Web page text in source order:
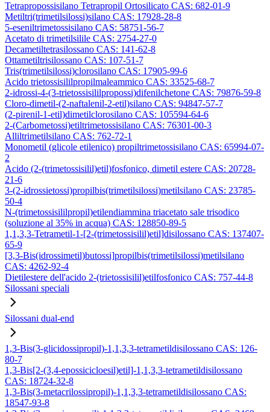
Tetrapropossisilano Tetrapropil Ortosilicato CAS: 682-01-9
Metiltri(trimetilsilossi)silano CAS: 17928-28-8
5-eseniltrimetossisilano CAS: 58751-56-7
Acetato di trimetilsilile CAS: 2754-27-0
Decametiltetrasilossano CAS: 141-62-8
Ottametiltrisilossano CAS: 107-51-7
Tris(trimetilsilossi)clorosilano CAS: 17905-99-6
Acido trietossisililpropilmaleammico CAS: 33525-68-7
2-idrossi-4-(3-trietossisililpropossi)difenilchetone CAS: 79876-59-8
Cloro-dimetil-(2-naftalenil-2-etil)silano CAS: 94847-57-7
(2-pirenil-1-etil)dimetilclorosilano CAS: 105594-64-6
2-(Carbometossi)etiltrimetossisilano CAS: 76301-00-3
Alliltrimetilsilano CAS: 762-72-1
Monometil (glicole etilenico) propiltrimetossisilano CAS: 65994-07-
2
Acido (2-(trimetossisilil)etil)fosfonico, dimetil estere CAS: 20728-
21-6
3-(2-idrossietossi)propilbis(trimetilsilossi)metilsilano CAS: 23785-
50-4
N-(trimetossisililpropil)etilendiammina triacetato sale trisodico
(soluzione al 35% in acqua) CAS: 128850-89-5
1,1,3,3-Tetrametil-1-[2-(trimetossisilil)etil]disilossano CAS: 137407-
65-9
[3,3-Bis(idrossimetil)butossi]propilbis(trimetilsilossi)metilsilano
CAS: 4262-92-4
Dietilestere dell'acido 2-(trietossisilil)etilfosfonico CAS: 757-44-8
Silossani speciali
Silossani dual-end
1,3-Bis(3-glicidossipropil)-1,1,3,3-tetrametildisilossano CAS: 126-
80-7
1,3-Bis[2-(3,4-epossicicloesil)etil]-1,1,3,3-tetrametildisilossano
CAS: 18724-32-8
1,3-Bis(3-metacrilossipropil)-1,1,3,3-tetrametildisilossano CAS:
18547-93-8